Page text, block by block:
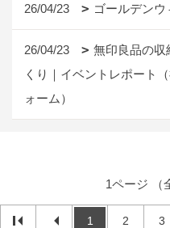
26/04/23 ゴールデン
26/04/23
無印良品の収
くり｜イベントレポート
ォーム）
1ページ （
1 2 3